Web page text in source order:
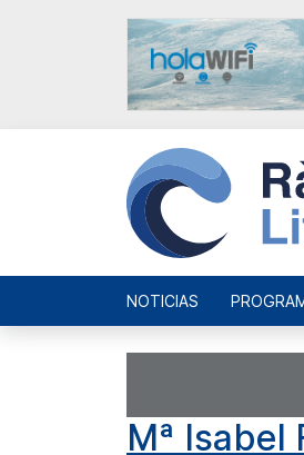
NOTICIAS
Mª Isabel